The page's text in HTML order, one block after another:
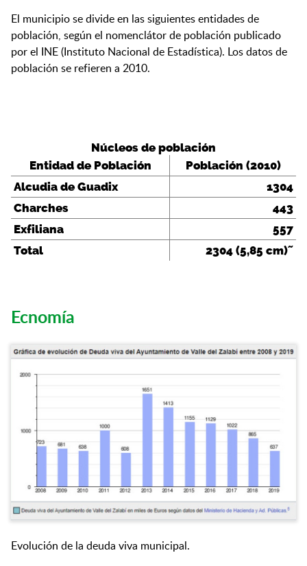
El municipio se divide en las siguientes entidades de
población, según el nomenclátor de población publicado
por el INE (Instituto Nacional de Estadística). Los datos de
población se refieren a 2010.
Núcleos de población
Entidad de Población
Población (2010)
Alcudia de Guadix
1304
Charches
443
Exfiliana
557
Total
2304 (5,85 cm)˜
Ecnomía
Evolución de la deuda viva municipal.